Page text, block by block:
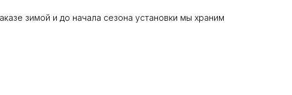
зимой и до начала сезона установки мы храним